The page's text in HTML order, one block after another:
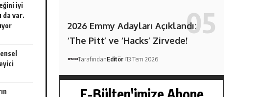
iyi
da var.
2026 Emmy Adayları Açıklandı:
‘The Pitt’ ve ‘Hacks’ Zirvede!
TarafındanEditör 13 Tem 2026